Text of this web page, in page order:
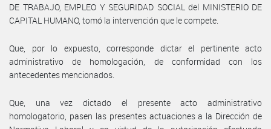
DE TRABAJO, EMPLEO Y SEGURIDAD SOCIAL del MINISTERIO DE
CAPITAL HUMANO, tomó la intervención que le compete.
Que, por lo expuesto, corresponde dictar el pertinente acto
administrativo de homologación, de conformidad con los
antecedentes mencionados.
Que, una vez dictado el presente acto administrativo
homologatorio, pasen las presentes actuaciones a la Dirección de